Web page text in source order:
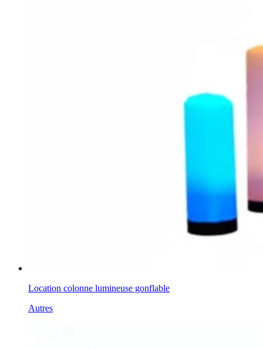
Location colonne lumineuse gonflable
Autres